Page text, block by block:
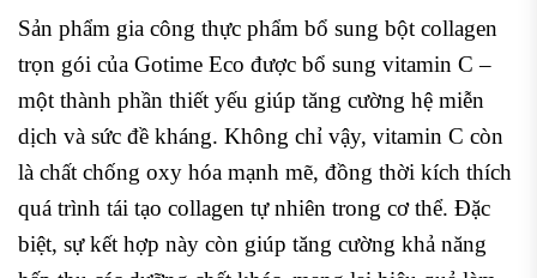
Sản phẩm gia công thực phẩm bổ sung bột collagen
trọn gói của Gotime Eco được bổ sung vitamin C –
một thành phần thiết yếu giúp tăng cường hệ miễn
dịch và sức đề kháng. Không chỉ vậy, vitamin C còn
là chất chống oxy hóa mạnh mẽ, đồng thời kích thích
quá trình tái tạo collagen tự nhiên trong cơ thể. Đặc
biệt, sự kết hợp này còn giúp tăng cường khả năng